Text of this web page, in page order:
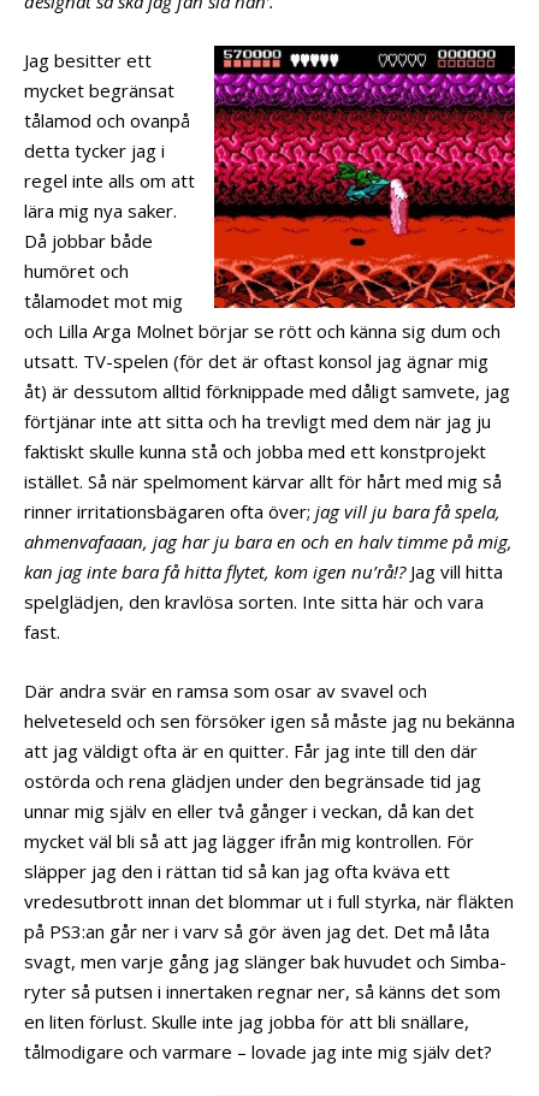
Jag besitter ett
mycket begränsat
tålamod och ovanpå
detta tycker jag i
regel inte alls om att
lära mig nya saker.
Då jobbar både
humöret och
tålamodet mot mig
och Lilla Arga Molnet börjar se rött och känna sig dum och
utsatt. TV-spelen (för det är oftast konsol jag ägnar mig
åt) är dessutom alltid förknippade med dåligt samvete, jag
förtjänar inte att sitta och ha trevligt med dem när jag ju
faktiskt skulle kunna stå och jobba med ett konstprojekt
istället. Så när spelmoment kärvar allt för hårt med mig så
rinner irritationsbägaren ofta över; jag vill ju bara få spela,
ahmenvafaaan, jag har ju bara en och en halv timme på mig,
kan jag inte bara få hitta flytet, kom igen nu’rå!?Jag vill hitta
spelglädjen, den kravlösa sorten. Inte sitta här och vara
fast.
Där andra svär en ramsa som osar av svavel och
helveteseld och sen försöker igen så måste jag nu bekänna
att jag väldigt ofta är en quitter. Får jag inte till den där
ostörda och rena glädjen under den begränsade tid jag
unnar mig själv en eller två gånger i veckan, då kan det
mycket väl bli så att jag lägger ifrån mig kontrollen. För
släpper jag den i rättan tid så kan jag ofta kväva ett
vredesutbrott innan det blommar ut i full styrka, när fläkten
på PS3:an går ner i varv så gör även jag det. Det må låta
svagt, men varje gång jag slänger bak huvudet och Simba-
ryter så putsen i innertaken regnar ner, så känns det som
en liten förlust. Skulle inte jag jobba för att bli snällare,
tålmodigare och varmare – lovade jag inte mig själv det?